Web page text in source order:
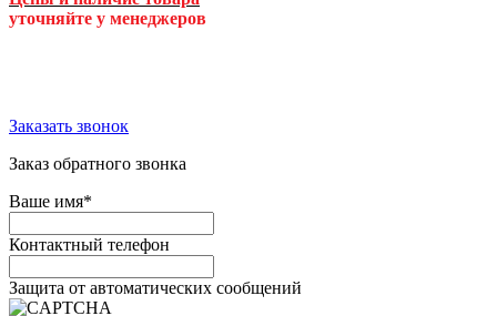
уточняйте у менеджеров
Заказать звонок
Заказ обратного звонка
Ваше имя*
Контактный телефон
Защита от автоматических сообщений